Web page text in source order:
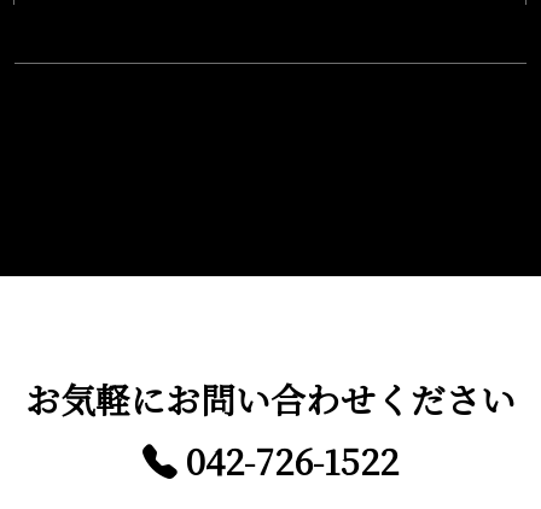
お気軽にお問い合わせください
042-726-1522